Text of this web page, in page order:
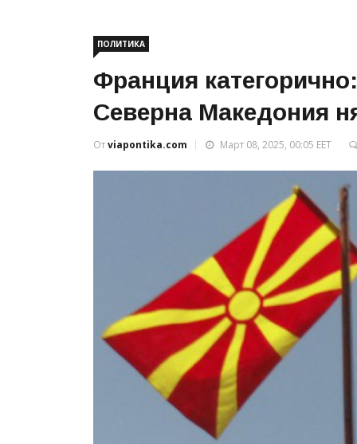
ПОЛИТИКА
Франция
Северна Македония
Отviapontika.com Март 08, 2025, 00:05 EET